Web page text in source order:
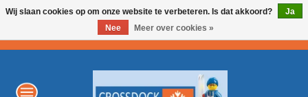
Wij slaan cookies op om onze website te verbeteren. Is dat akkoord?
Ja
Nee
Meer over cookies »